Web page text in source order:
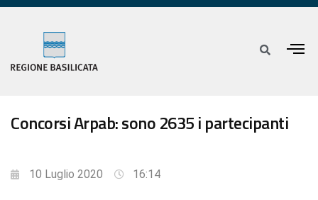
Concorsi Arpab: sono 2635 i partecipanti
10 Luglio 2020 16:14